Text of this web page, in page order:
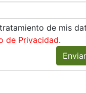
de mis
de Privacidad.